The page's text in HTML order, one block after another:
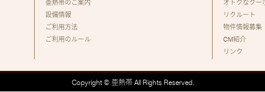
亜熱帯のご案内
設備情報
ご利用方法
ご利用のルール
オトクなクー
リクルート
物件情報募集
CM紹介
リンク
Copyright © 亜熱帯 All Rights Reserved.